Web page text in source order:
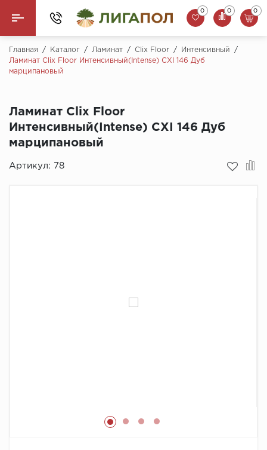
Назад
Ламинат
Паркетная доска
0 0 0
Главная / Каталог / Ламинат / Clix Floor / Интенсивный
/
Ламинат Clix Floor Интенсивный(Intense) CXI 146 Дуб
марципановый
Ламинат Clix Floor
Интенсивный(Intense) CXI 146 Дуб
марципановый
Артикул: 78